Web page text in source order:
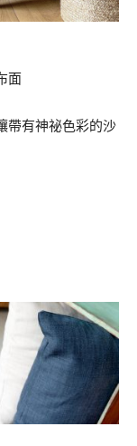
面
帶有神祕色彩的沙